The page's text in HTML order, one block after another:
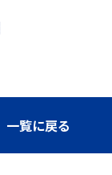
一覧に戻る